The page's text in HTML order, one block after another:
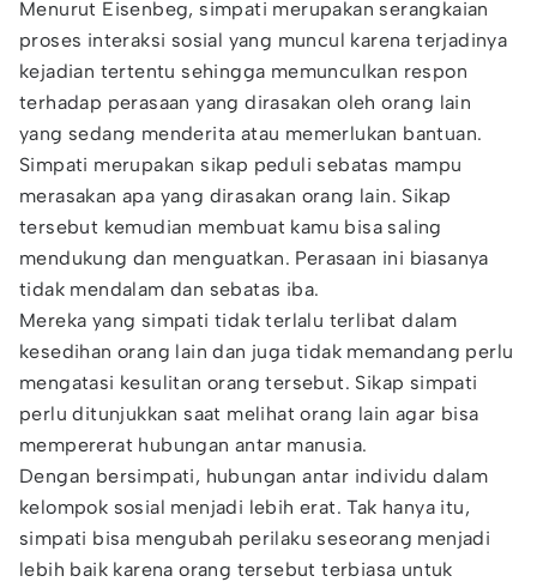
Menurut Eisenbeg, simpati merupakan serangkaian
proses interaksi sosial yang muncul karena terjadinya
kejadian tertentu sehingga memunculkan respon
terhadap perasaan yang dirasakan oleh orang lain
yang sedang menderita atau memerlukan bantuan.
Simpati merupakan sikap peduli sebatas mampu
merasakan apa yang dirasakan orang lain. Sikap
tersebut kemudian membuat kamu bisa saling
mendukung dan menguatkan. Perasaan ini biasanya
tidak mendalam dan sebatas iba.
Mereka yang simpati tidak terlalu terlibat dalam
kesedihan orang lain dan juga tidak memandang perlu
mengatasi kesulitan orang tersebut. Sikap simpati
perlu ditunjukkan saat melihat orang lain agar bisa
mempererat hubungan antar manusia.
Dengan bersimpati, hubungan antar individu dalam
kelompok sosial menjadi lebih erat. Tak hanya itu,
simpati bisa mengubah perilaku seseorang menjadi
lebih baik karena orang tersebut terbiasa untuk